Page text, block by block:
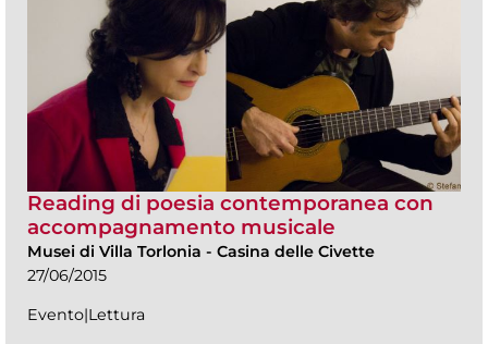
Reading di poesia contemporanea con
accompagnamento musicale
Musei di Villa Torlonia - Casina delle Civette
27/06/2015
Evento|Lettura